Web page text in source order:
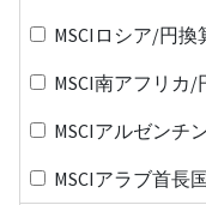
MSCIロシア/円換
MSCI南アフリカ/
MSCIアルゼンチ
MSCIアラブ首長